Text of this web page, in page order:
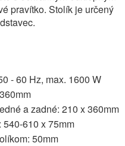
pravítko. Stolík je určený
- 60 Hz, max. 1600 W
a zadné: 210 x 360mm
540-610 x 75mm
50mm